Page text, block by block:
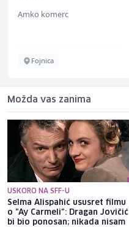
Amko komerc
Fojnica
Možda vas zanima
USKORO NA SFF-U
Selma Alispahić ususret filmu
o "Ay Carmeli": Dragan Jovičić
bi bio ponosan; nikada nisam